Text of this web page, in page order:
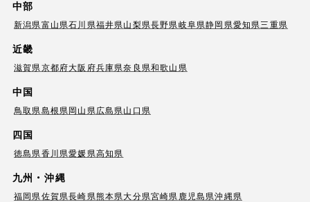
中部
新潟県富山県石川県福井県山梨県長野県岐阜県静岡県愛知県三重県
近畿
滋賀県京都府大阪府兵庫県奈良県和歌山県
中国
鳥取県島根県岡山県広島県山口県
四国
徳島県香川県愛媛県高知県
九州・沖縄
福岡県佐賀県長崎県熊本県大分県宮崎県 鹿児島県沖縄県